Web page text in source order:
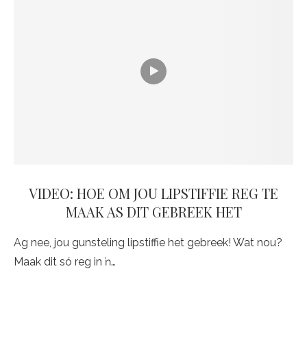
VIDEO: HOE OM JOU LIPSTIFFIE REG TE
MAAK AS DIT GEBREEK HET
Ag nee, jou gunsteling lipstiffie het gebreek! Wat nou?
Maak dit só reg in ŉ…